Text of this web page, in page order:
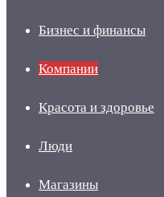
Бизнес и финансы
Компании
Красота и здоровье
Люди
Магазины